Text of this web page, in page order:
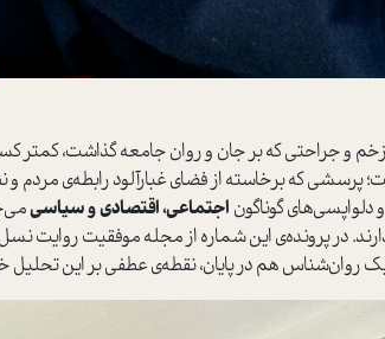
زخم و جراحتی که بر جان و روان جامعه گذاشت،
پرسشی که برخاسته از فضای غبارآلود رابطه‌ی
و دلواپسی‌های گوناگون اجتماعی، اقتصادی و سیاسی
دارند. در پرونده‌ی این شماره از مجله موفقیت روایت
هم در پایان، نقطه‌ی عطفی بر این تحلیل